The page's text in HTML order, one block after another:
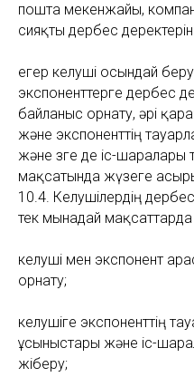
пошта мекенжайы,
сияқты дербес
егер келуші осындай
экспоненттерге дербес
байланыс орнату, әрі
және экспоненттің
және өзге де іс-
мақсатында жүзеге
10.4. Келушілердің
тек мынадай мақсаттарда
келуші мен экспонент
орнату;
келушіге экспоненттің
ұсыныстары және іс-
жіберу;